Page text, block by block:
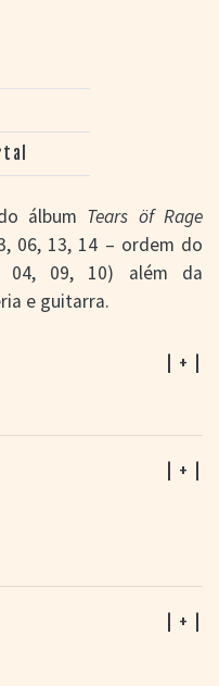
álbum Tears öf Rage
06, 13, 14 – ordem do
04, 09, 10) além da
e guitarra.
| + |
| + |
| + |